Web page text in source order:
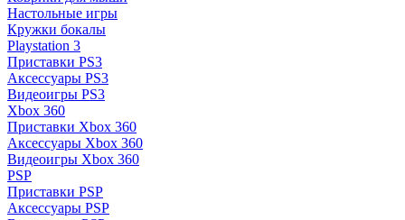
Настольные игры
Кружки бокалы
Playstation 3
Приставки PS3
Аксессуары PS3
Видеоигры PS3
Xbox 360
Приставки Xbox 360
Аксессуары Xbox 360
Видеоигры Xbox 360
PSP
Приставки PSP
Аксессуары PSP